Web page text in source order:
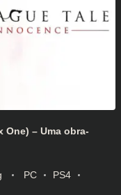
One) – Uma obra-
PC
PS4